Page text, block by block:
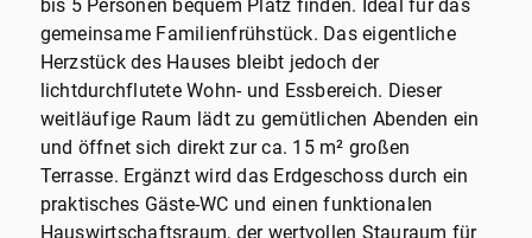
bis 5 Personen bequem Platz finden. Ideal für das
gemeinsame Familienfrühstück. Das eigentliche
Herzstück des Hauses bleibt jedoch der
lichtdurchflutete Wohn- und Essbereich. Dieser
weitläufige Raum lädt zu gemütlichen Abenden ein
und öffnet sich direkt zur ca. 15 m² großen
Terrasse. Ergänzt wird das Erdgeschoss durch ein
praktisches Gäste-WC und einen funktionalen
Hauswirtschaftsraum, der wertvollen Stauraum für